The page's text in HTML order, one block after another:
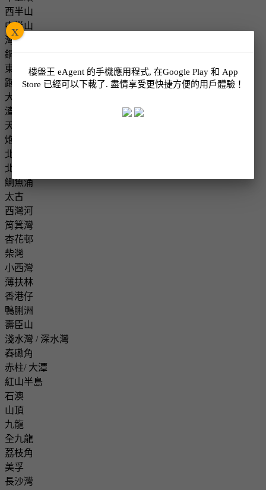
樓盤王 eAgent 的手機應用程式, 在Google Play 和 App
Store 已經可以下載了. 盡情享受更快捷方便的用戶體驗！
x
西半山
中半山
灣仔
銅鑼灣
東半山
跑馬地
大坑
渣甸山
天后
炮台山
北角
北角半山/ 寶馬山
鰂魚涌
太古
西灣河
筲箕灣
杏花邨
柴灣
小西灣
薄扶林
香港仔
鴨脷洲
壽臣山
淺水灣 / 深水灣
舂磡角
赤柱/ 大潭
紅山半島
石澳
山頂
九龍
全九龍
荔枝角
美孚
長沙灣